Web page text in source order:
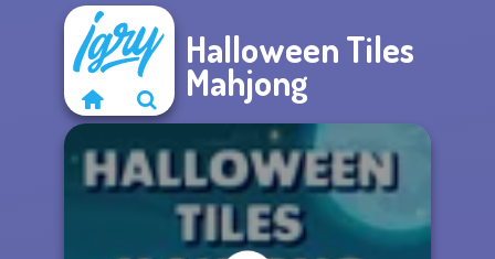
Halloween Tiles
Mahjong